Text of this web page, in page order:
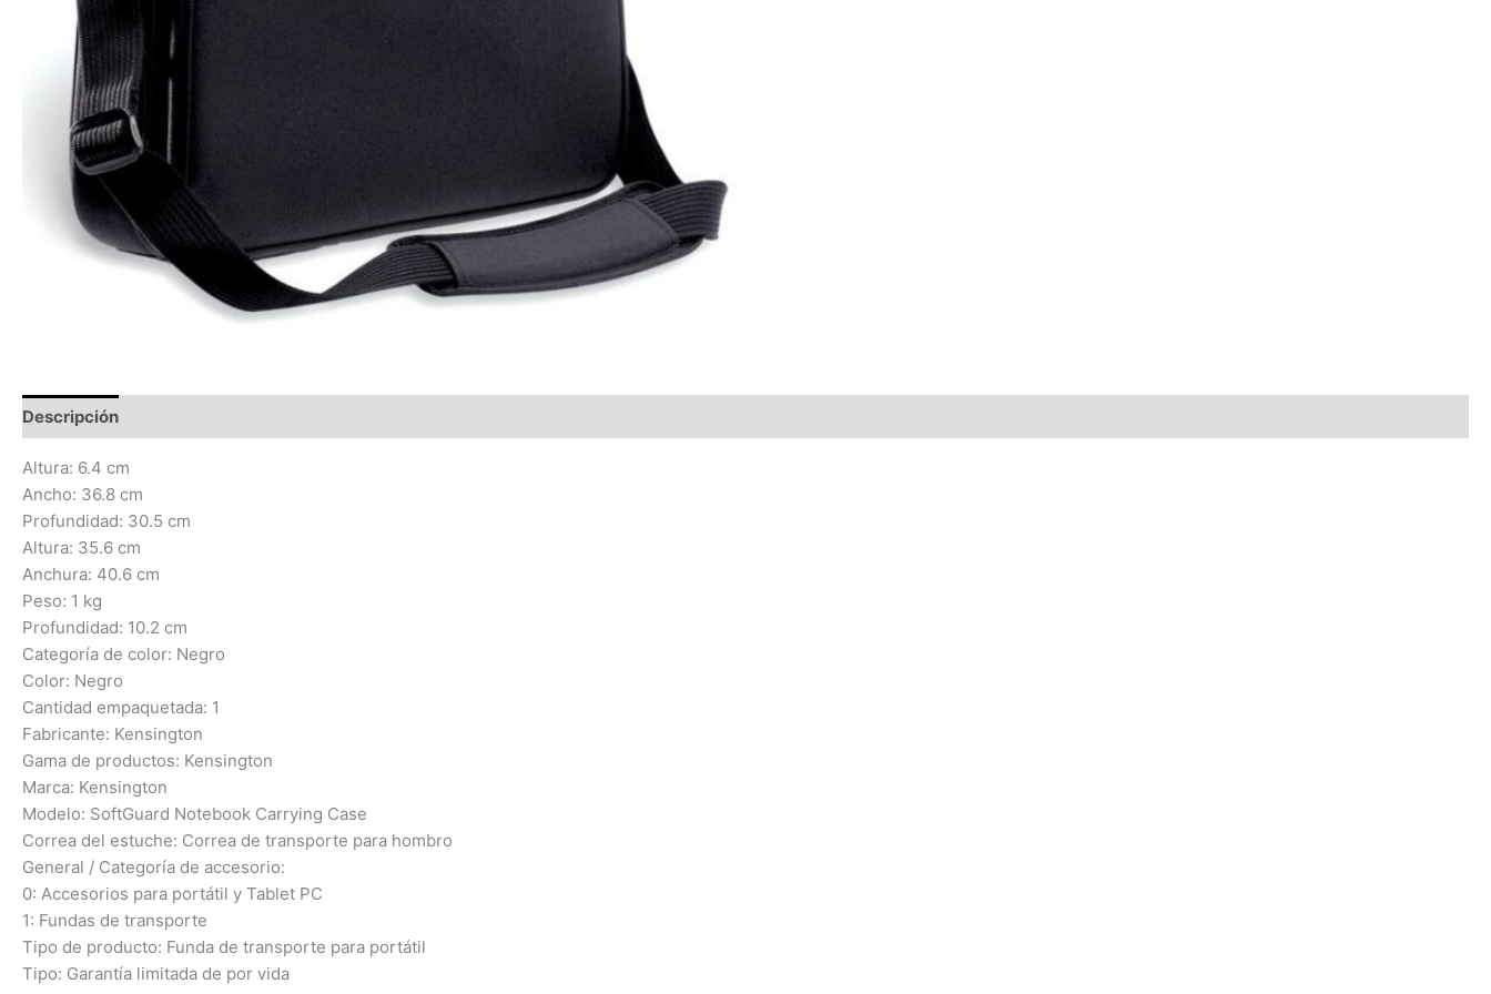
Descripción
Altura: 6.4 cm
Ancho: 36.8 cm
Profundidad: 30.5 cm
Altura: 35.6 cm
Anchura: 40.6 cm
Peso: 1 kg
Profundidad: 10.2 cm
Categoría de color: Negro
Color: Negro
Cantidad empaquetada: 1
Fabricante: Kensington
Gama de productos: Kensington
Marca: Kensington
Modelo: SoftGuard Notebook Carrying Case
Correa del estuche: Correa de transporte para hombro
General / Categoría de accesorio:
0: Accesorios para portátil y Tablet PC
1: Fundas de transporte
Tipo de producto: Funda de transporte para portátil
Tipo: Garantía limitada de por vida